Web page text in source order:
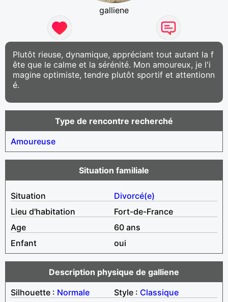
galliene
Plutôt rieuse, dynamique, appréciant tout autant la f
ête que le calme et la sérénité. Mon amoureux, je l'i
magine optimiste, tendre plutôt sportif et attentionn
é.
Type de rencontre recherché
Amoureuse
Situation familiale
Situation
Divorcé(e)
Lieu d'habitation
Fort-de-France
Age
60 ans
Enfant
oui
Description physique de galliene
Silhouette : Normale Style : Classique